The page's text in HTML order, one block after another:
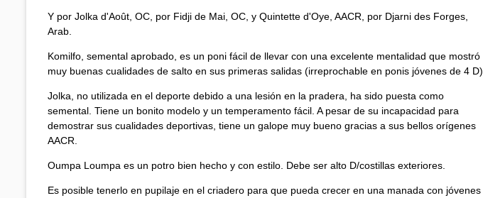
Y por Jolka d'Août, OC, por Fidji de Mai, OC, y Quintette d'Oye, AACR, por Djarni des Forges,
Arab.
Komilfo, semental aprobado, es un poni fácil de llevar con una excelente mentalidad que mostró
muy buenas cualidades de salto en sus primeras salidas (irreprochable en ponis jóvenes de 4 D).
Jolka, no utilizada en el deporte debido a una lesión en la pradera, ha sido puesta como
semental. Tiene un bonito modelo y un temperamento fácil. A pesar de su incapacidad para
demostrar sus cualidades deportivas, tiene un galope muy bueno gracias a sus bellos orígenes
AACR.
Oumpa Loumpa es un potro bien hecho y con estilo. Debe ser alto D/costillas exteriores.
Es posible tenerlo en pupilaje en el criadero para que pueda crecer en una manada con jóvenes